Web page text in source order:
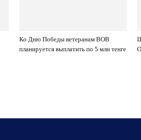
Ко Дню Победы ветеранам ВОВ
планируется выплатить по 5 млн тенге